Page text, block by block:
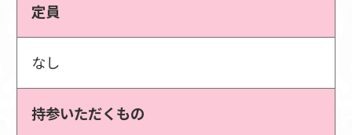
定員
なし
持参いただくもの